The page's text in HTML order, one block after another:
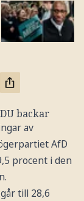
backar
av
AfD
procent i den
till 28,6